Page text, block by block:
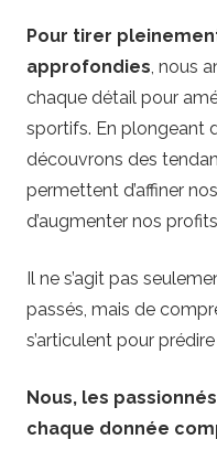
Pour tirer
approfondies, nous
chaque détail pour
sportifs. En plongeant
découvrons des
permettent d’affiner
d’augmenter nos
Il ne s’agit pas
passés, mais de
s’articulent pour prédire
Nous, les
chaque donnée